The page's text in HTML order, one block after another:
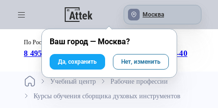
Москва
По России бесплатно:
8 495 246-04-43 8 800 333-25-40
Учебный центр
Рабочие профессии
Курсы обучения сборщика духовых инструментов
Ваш город — Москва?
Да, сохранить Нет, изменить